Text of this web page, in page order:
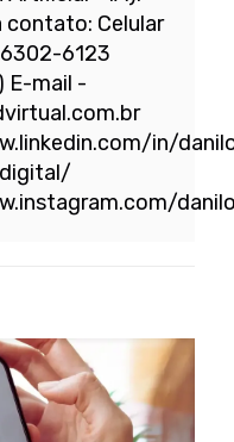
contato: Celular
6123
E-mail -
in/